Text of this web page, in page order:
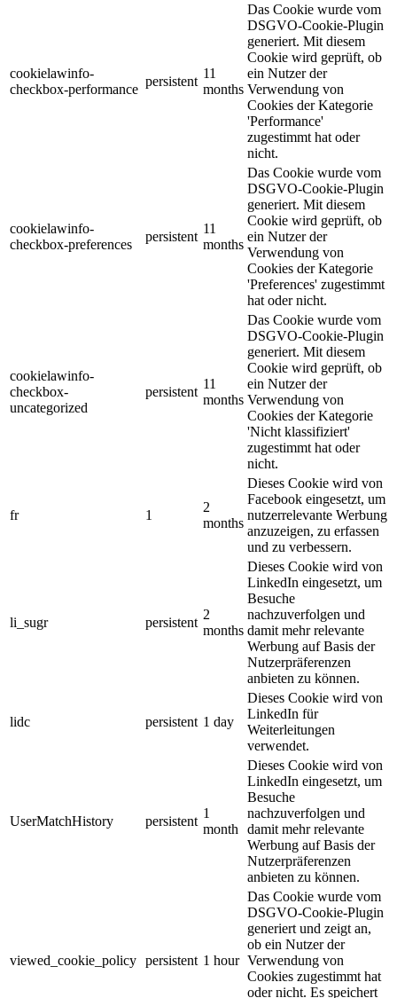
cookielawinfo-
checkbox-performance
persistent
11
months
Das Cookie wurde vom
DSGVO-Cookie-Plugin
generiert. Mit diesem
Cookie wird geprüft, ob
ein Nutzer der
Verwendung von
Cookies der Kategorie
'Performance'
zugestimmt hat oder
nicht.
cookielawinfo-
checkbox-preferences
persistent
11
months
Das Cookie wurde vom
DSGVO-Cookie-Plugin
generiert. Mit diesem
Cookie wird geprüft, ob
ein Nutzer der
Verwendung von
Cookies der Kategorie
'Preferences' zugestimmt
hat oder nicht.
cookielawinfo-
checkbox-
uncategorized
persistent
11
months
Das Cookie wurde vom
DSGVO-Cookie-Plugin
generiert. Mit diesem
Cookie wird geprüft, ob
ein Nutzer der
Verwendung von
Cookies der Kategorie
'Nicht klassifiziert'
zugestimmt hat oder
nicht.
fr 1
2
months
Dieses Cookie wird von
Facebook eingesetzt, um
nutzerrelevante Werbung
anzuzeigen, zu erfassen
und zu verbessern.
li_sugr persistent
2
months
Dieses Cookie wird von
LinkedIn eingesetzt, um
Besuche
nachzuverfolgen und
damit mehr relevante
Werbung auf Basis der
Nutzerpräferenzen
anbieten zu können.
lidc persistent 1 day
Dieses Cookie wird von
LinkedIn für
Weiterleitungen
verwendet.
UserMatchHistory persistent
1
month
Dieses Cookie wird von
LinkedIn eingesetzt, um
Besuche
nachzuverfolgen und
damit mehr relevante
Werbung auf Basis der
Nutzerpräferenzen
anbieten zu können.
viewed_cookie_policy persistent 1 hour
Das Cookie wurde vom
DSGVO-Cookie-Plugin
generiert und zeigt an,
ob ein Nutzer der
Verwendung von
Cookies zugestimmt hat
oder nicht. Es speichert